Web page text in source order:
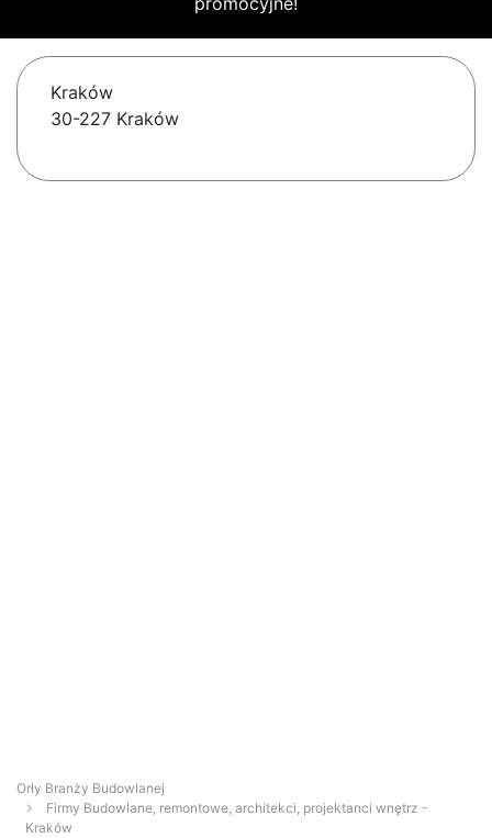
Kraków
30-227 Kraków
Orły Branży Budowlanej
Firmy Budowlane, remontowe, architekci, projektanci wnętrz -
Kraków